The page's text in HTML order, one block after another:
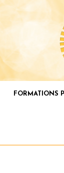
FORMATIONS